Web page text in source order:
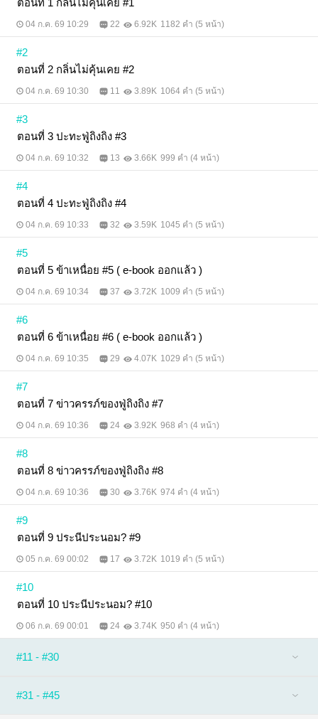
ตอนที่ 1 กลิ่นไม่คุ้นเคย #1
04 ก.ค. 69 10:29 22 6.92K 1182 คำ (5 หน้า)
#2
ตอนที่ 2 กลิ่นไม่คุ้นเคย #2
04 ก.ค. 69 10:30 11 3.89K 1064 คำ (5 หน้า)
#3
ตอนที่ 3 ปะทะฟู่ถิงถิง #3
04 ก.ค. 69 10:32 13 3.66K 999 คำ (4 หน้า)
#4
ตอนที่ 4 ปะทะฟู่ถิงถิง #4
04 ก.ค. 69 10:33 32 3.59K 1045 คำ (5 หน้า)
#5
ตอนที่ 5 ข้าเหนื่อย #5 ( e-book ออกแล้ว )
04 ก.ค. 69 10:34 37 3.72K 1009 คำ (5 หน้า)
#6
ตอนที่ 6 ข้าเหนื่อย #6 ( e-book ออกแล้ว )
04 ก.ค. 69 10:35 29 4.07K 1029 คำ (5 หน้า)
#7
ตอนที่ 7 ข่าวครรภ์ของฟู่ถิงถิง #7
04 ก.ค. 69 10:36 24 3.92K 968 คำ (4 หน้า)
#8
ตอนที่ 8 ข่าวครรภ์ของฟู่ถิงถิง #8
04 ก.ค. 69 10:36 30 3.76K 974 คำ (4 หน้า)
#9
ตอนที่ 9 ประนีประนอม? #9
05 ก.ค. 69 00:02 17 3.72K 1019 คำ (5 หน้า)
#10
ตอนที่ 10 ประนีประนอม? #10
06 ก.ค. 69 00:01 24 3.74K 950 คำ (4 หน้า)
#11 - #30
#31 - #45